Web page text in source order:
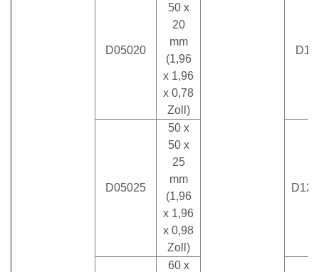
D05020
50 x
20
mm
(1,96
x 1,96
x 0,78
Zoll)
D05025
50 x
50 x
25
mm
(1,96
x 1,96
x 0,98
Zoll)
60 x